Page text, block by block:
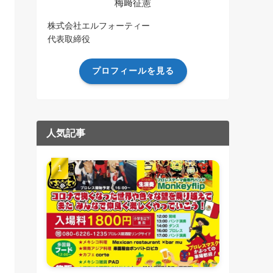
梅﨑征憲
株式会社エルフォーティー
代表取締役
プロフィールを見る
人気記事